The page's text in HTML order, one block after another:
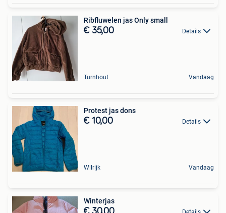
Ribfluwelen jas Only small
€ 35,00 Details
Turnhout Vandaag
Protest jas dons
€ 10,00 Details
Wilrijk Vandaag
Winterjas